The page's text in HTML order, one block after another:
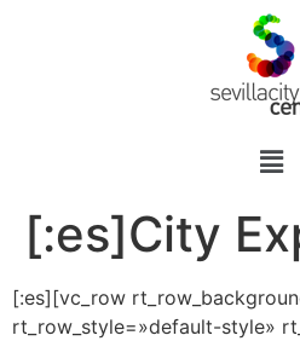
[:es]City
[:es][vc_row
rt_row_style=»default-style»